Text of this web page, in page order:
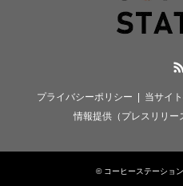
プライバシーポリシー 当サイ
情報提供（プレスリリー
© コーヒーステーション